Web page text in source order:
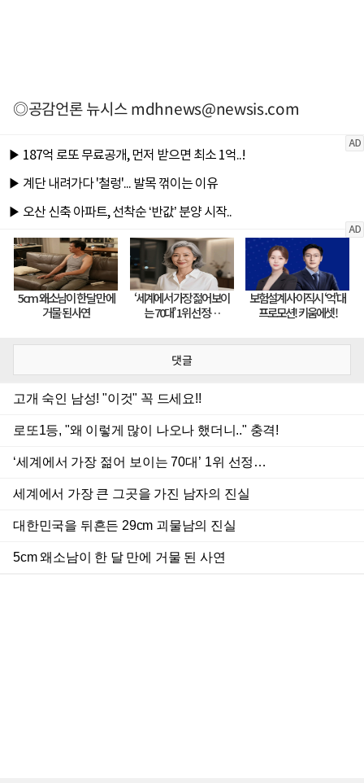
◎공감언론 뉴시스mdhnews@newsis.com
댓글